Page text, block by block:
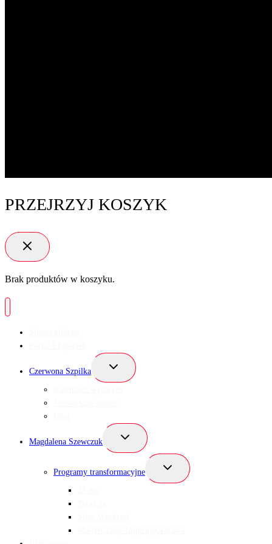
PRZEJRZYJ KOSZYK
Brak produktów w koszyku.
Czerwona Szpilka
Przełącz
podrzędne
Magdalena Szewczuk
Przełącz
podrzędne
Programy transformacyjne
Przełącz
podrzędne